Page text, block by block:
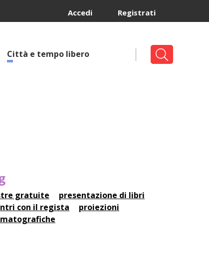
Registrati
Accedi
Città e tempo libero
gratuite
presentazione di libri
con il regista
proiezioni